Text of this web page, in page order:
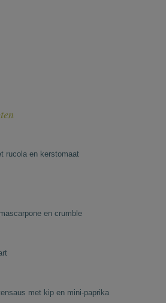
rucola en kerstomaat
en crumble
met kip en mini-paprika